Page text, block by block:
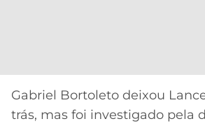
Gabriel Bortoleto deixou
trás, mas foi investigado pela